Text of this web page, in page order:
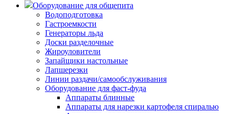
Оборудование для общепита
Водоподготовка
Гастроемкости
Генераторы льда
Доски разделочные
Жироуловители
Запайщики настольные
Лапшерезки
Линии раздачи/самообслуживания
Оборудование для фаст-фуда
Аппараты блинные
Аппараты для нарезки картофеля спиралью